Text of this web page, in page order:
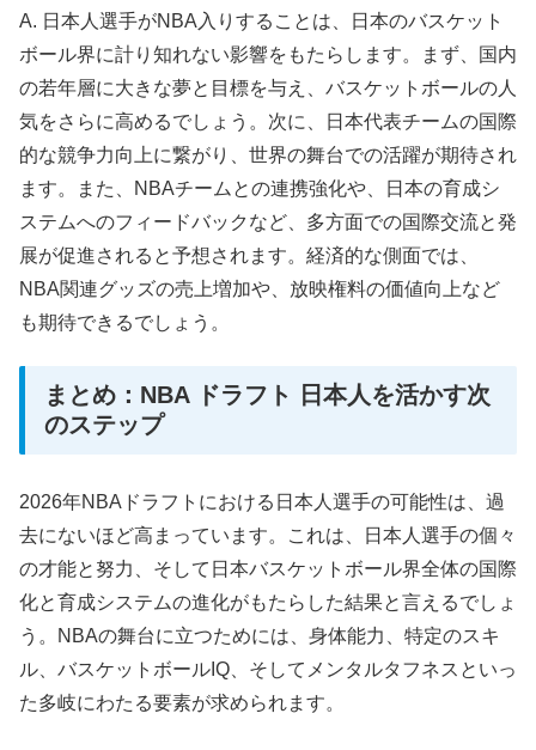
A. 日本人選手がNBA入りすることは、日本のバスケット
ボール界に計り知れない影響をもたらします。まず、国内
の若年層に大きな夢と目標を与え、バスケットボールの人
気をさらに高めるでしょう。次に、日本代表チームの国際
的な競争力向上に繋がり、世界の舞台での活躍が期待され
ます。また、NBAチームとの連携強化や、日本の育成シ
ステムへのフィードバックなど、多方面での国際交流と発
展が促進されると予想されます。経済的な側面では、
NBA関連グッズの売上増加や、放映権料の価値向上など
も期待できるでしょう。
まとめ：NBA ドラフト 日本人を活かす次
のステップ
2026年NBAドラフトにおける日本人選手の可能性は、過
去にないほど高まっています。これは、日本人選手の個々
の才能と努力、そして日本バスケットボール界全体の国際
化と育成システムの進化がもたらした結果と言えるでしょ
う。NBAの舞台に立つためには、身体能力、特定のスキ
ル、バスケットボールIQ、そしてメンタルタフネスといっ
た多岐にわたる要素が求められます。